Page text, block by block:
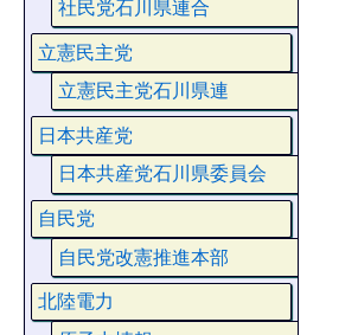
社民党石川県連合
立憲民主党
立憲民主党石川県連
日本共産党
日本共産党石川県委員会
自民党
自民党改憲推進本部
北陸電力